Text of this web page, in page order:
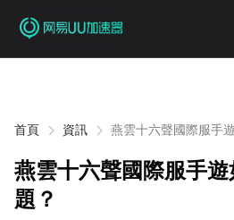
首頁 資訊 燕雲十六聲國際服手
燕雲十六聲國際服手
題？